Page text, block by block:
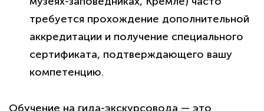
требуется прохождение дополнительной
аккредитации и получение специального
сертификата, подтверждающего вашу
компетенцию.
Обучение на гида-экскурсовода — это